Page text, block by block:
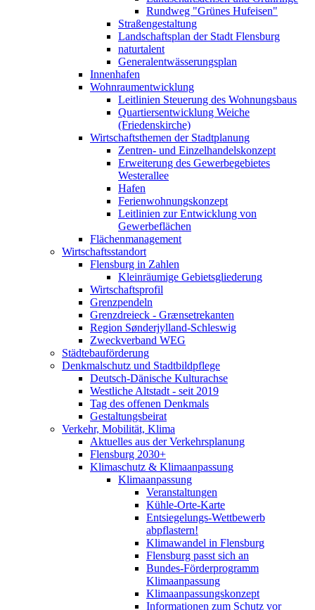
Rundweg "Grünes Hufeisen"
Straßengestaltung
Landschaftsplan der Stadt Flensburg
naturtalent
Generalentwässerungsplan
Innenhafen
Wohnraumentwicklung
Leitlinien Steuerung des Wohnungsbaus
Quartiersentwicklung Weiche
(Friedenskirche)
Wirtschaftsthemen der Stadtplanung
Zentren- und Einzelhandelskonzept
Erweiterung des Gewerbegebietes
Westerallee
Hafen
Ferienwohnungskonzept
Leitlinien zur Entwicklung von
Gewerbeflächen
Flächenmanagement
Wirtschaftsstandort
Flensburg in Zahlen
Kleinräumige Gebietsgliederung
Wirtschaftsprofil
Grenzpendeln
Grenzdreieck - Grænsetrekanten
Region Sønderjylland-Schleswig
Zweckverband WEG
Städtebauförderung
Denkmalschutz und Stadtbildpflege
Deutsch-Dänische Kulturachse
Westliche Altstadt - seit 2019
Tag des offenen Denkmals
Gestaltungsbeirat
Verkehr, Mobilität, Klima
Aktuelles aus der Verkehrsplanung
Flensburg 2030+
Klimaschutz & Klimaanpassung
Klimaanpassung
Veranstaltungen
Kühle-Orte-Karte
Entsiegelungs-Wettbewerb
abpflastern!
Klimawandel in Flensburg
Flensburg passt sich an
Bundes-Förderprogramm
Klimaanpassung
Klimaanpassungskonzept
Informationen zum Schutz vor